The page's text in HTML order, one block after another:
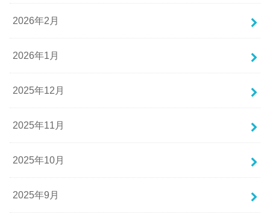
2026年2月
2026年1月
2025年12月
2025年11月
2025年10月
2025年9月